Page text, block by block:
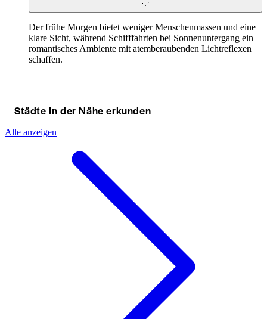
Der frühe Morgen bietet weniger Menschenmassen und eine
klare Sicht, während Schifffahrten bei Sonnenuntergang ein
romantisches Ambiente mit atemberaubenden Lichtreflexen
schaffen.
Städte in der Nähe erkunden
Alle anzeigen